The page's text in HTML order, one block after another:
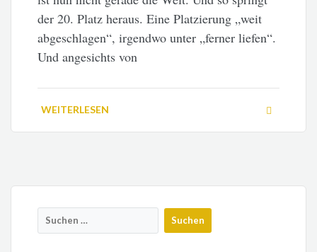
der 20. Platz heraus. Eine Platzierung „weit
abgeschlagen“, irgendwo unter „ferner liefen“.
Und angesichts von
WEITERLESEN